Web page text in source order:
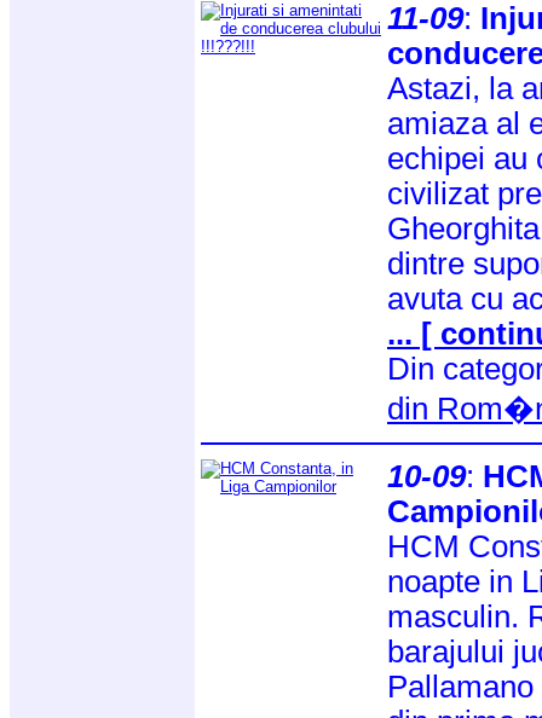
11-09:
Astazi, la
amiaza al
echipei au
civilizat
dintre
avuta cu
... [
Din
din
10-09:
HCM
noapte in
masculin.
barajului